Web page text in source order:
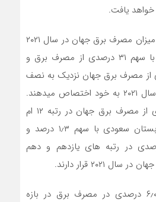
بررسی آمار ارائه شده از میزان مصرف برق جهان در سال ۲۰۲۱
نشان میدهد که چین با سهم ۳۱ درصدی از مصرف برق و
سهم ۱۶ درصدی از مصرف برق جهان نزدیک به نصف
مصرف برق جهان را در سال ۲۰۲۱ به خود اختصاص میدهند.
ایران با سهم ۱٫۲ درصدی از مصرف برق جهان در رتبه ۱۲ ام
قرار دارد. کشورهای عربستان سعودی با سهم ۱٫۳ درصد و
با سهم ۱٫۸ درصدی در رتبه های یازدهم و دهم
۲۰۲۱ قرار دارند.
ایران با رشد سالانه ۶٫۰۳ درصدی در مصرف برق در بازه